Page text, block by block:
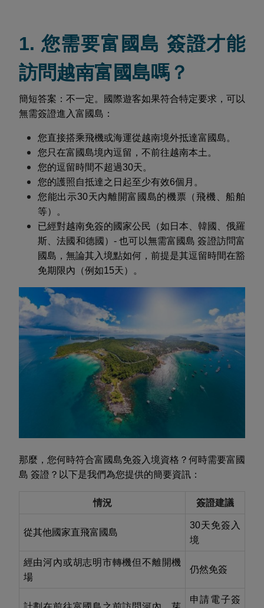
1. 您需要富國島 簽證才能
訪問越南富國島嗎？
簡短答案：不一定。國際遊客如果符合特定要求，可以
無需簽證進入富國島：
您直接搭乘飛機或海運從越南境外抵達富國島。
您只在富國島境內逗留，不前往越南本土。
您的逗留時間不超過30天。
您的護照自抵達之日起至少有效6個月。
您能出示30天內離開富國島的機票（飛機、船舶
等）。
已經對越南免簽的國家公民（如日本、韓國、俄羅
斯、法國和德國）- 也可以無需富國島 簽證訪問富
國島，無論其入境點如何，前提是其逗留時間在豁
免期限內（例如15天）。
那麼，您何時符合富國島免簽入境資格？何時需要富國
島 簽證？以下是我們為您提供的簡要資訊：
情況 簽證建議
從其他國家直飛富國島
30天免簽入
境
經由河內或胡志明市轉機但不離開機
場
仍然免簽
申請電子簽